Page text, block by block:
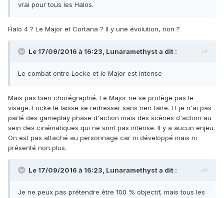
vrai pour tous les Halos.
Halo 4 ? Le Major et Cortana ? Il y une évolution, non ?
Le 17/09/2016 à 16:23, Lunaramethysta dit :
Le combat entre Locke et le Major est intense
Mais pas bien chorégraphié. Le Major ne se protège pas le
visage. Locke le laisse se redresser sans rien faire. Et je n'ai pas
parlé des gameplay phase d'action mais des scènes d'action au
sein des cinématiques qui ne sont pas intense. Il y a aucun enjeu.
On est pas attaché au personnage car ni développé mais ni
présenté non plus.
Le 17/09/2016 à 16:23, Lunaramethysta dit :
Je ne peux pas prétendre être 100 % objectif, mais tous les